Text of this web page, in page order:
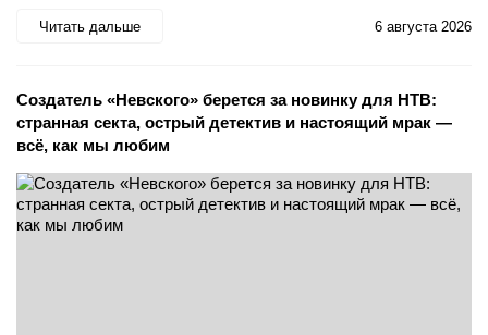
Читать дальше 6 августа 2026
Создатель «Невского» берется за новинку для НТВ:
странная секта, острый детектив и настоящий мрак —
всё, как мы любим